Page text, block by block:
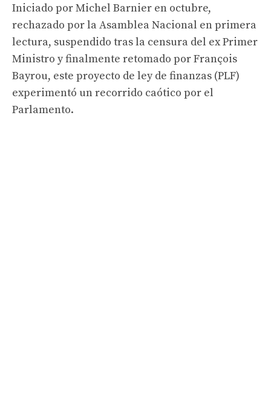
Iniciado por Michel Barnier en octubre,
rechazado por la Asamblea Nacional en primera
lectura, suspendido tras la censura del ex Primer
Ministro y finalmente retomado por François
Bayrou, este proyecto de ley de finanzas (PLF)
experimentó un recorrido caótico por el
Parlamento.